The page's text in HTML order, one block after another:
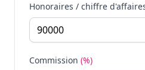
Honoraires / chiffre
Commission (%)